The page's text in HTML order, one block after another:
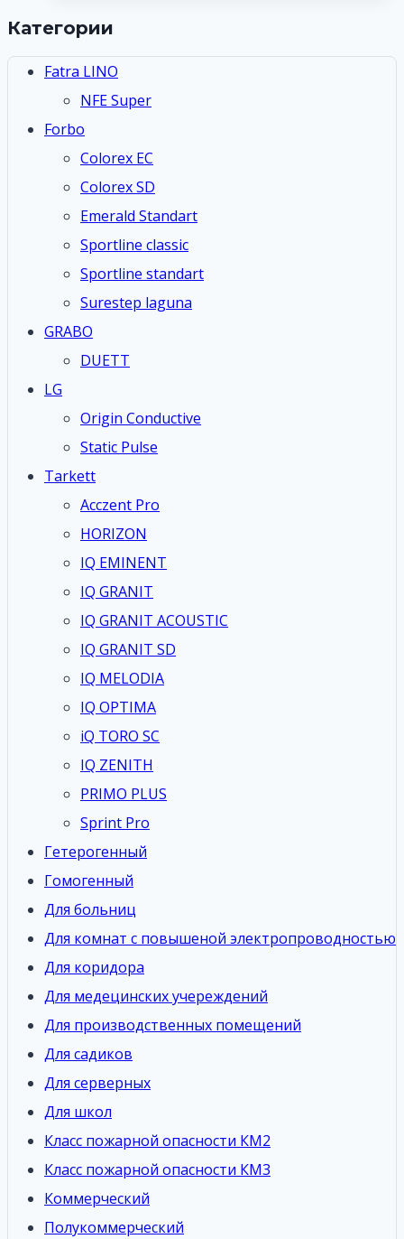
Категории
Fatra LINO
NFE Super
Forbo
Colorex EC
Colorex SD
Emerald Standart
Sportline classic
Sportline standart
Surestep laguna
GRABO
DUETT
LG
Origin Conductive
Static Pulse
Tarkett
Acczent Pro
HORIZON
IQ EMINENT
IQ GRANIT
IQ GRANIT ACOUSTIC
IQ GRANIT SD
IQ MELODIA
IQ OPTIMA
iQ TORO SC
IQ ZENITH
PRIMO PLUS
Sprint Pro
Гетерогенный
Гомогенный
Для больниц
Для комнат с повышеной электропроводностью
Для коридора
Для медецинских учереждений
Для производственных помещений
Для садиков
Для серверных
Для школ
Класс пожарной опасности КМ2
Класс пожарной опасности КМ3
Коммерческий
Полукоммерческий